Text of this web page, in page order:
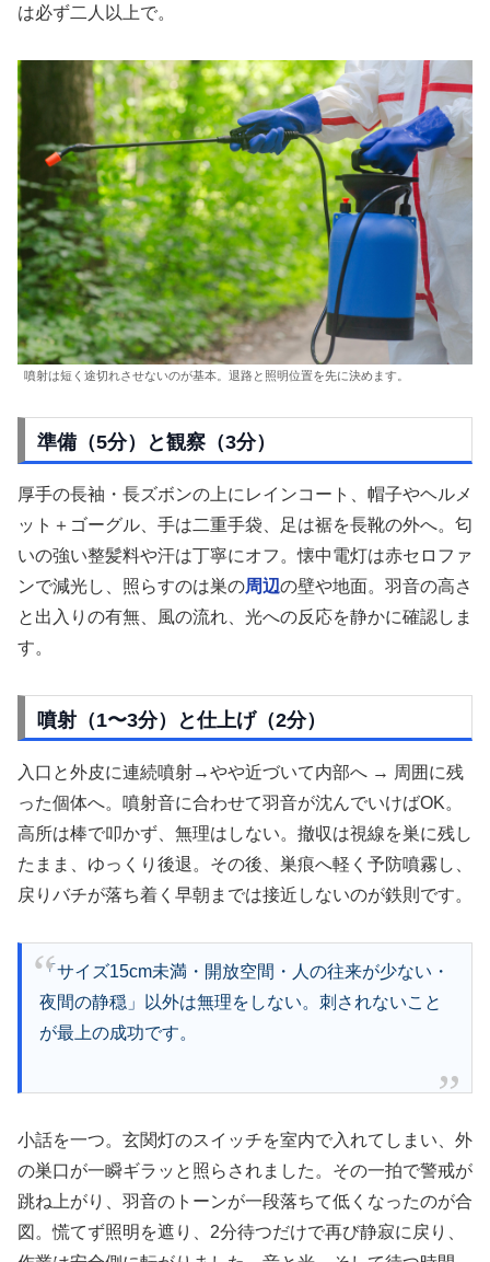
は必ず二人以上で。
噴射は短く途切れさせないのが基本。退路と照明位置を先に決めます。
準備（5分）と観察（3分）
厚手の長袖・長ズボンの上にレインコート、帽子やヘルメ
ット＋ゴーグル、手は二重手袋、足は裾を長靴の外へ。匂
いの強い整髪料や汗は丁寧にオフ。懐中電灯は赤セロファ
ンで減光し、照らすのは巣の周辺の壁や地面。羽音の高さ
と出入りの有無、風の流れ、光への反応を静かに確認しま
す。
噴射（1〜3分）と仕上げ（2分）
入口と外皮に連続噴射→やや近づいて内部へ → 周囲に残
った個体へ。噴射音に合わせて羽音が沈んでいけばOK。
高所は棒で叩かず、無理はしない。撤収は視線を巣に残し
たまま、ゆっくり後退。その後、巣痕へ軽く予防噴霧し、
戻りバチが落ち着く早朝までは接近しないのが鉄則です。
「サイズ15cm未満・開放空間・人の往来が少ない・
夜間の静穏」以外は無理をしない。刺されないこと
が最上の成功です。
小話を一つ。玄関灯のスイッチを室内で入れてしまい、外
の巣口が一瞬ギラッと照らされました。その一拍で警戒が
跳ね上がり、羽音のトーンが一段落ちて低くなったのが合
図。慌てず照明を遮り、2分待つだけで再び静寂に戻り、